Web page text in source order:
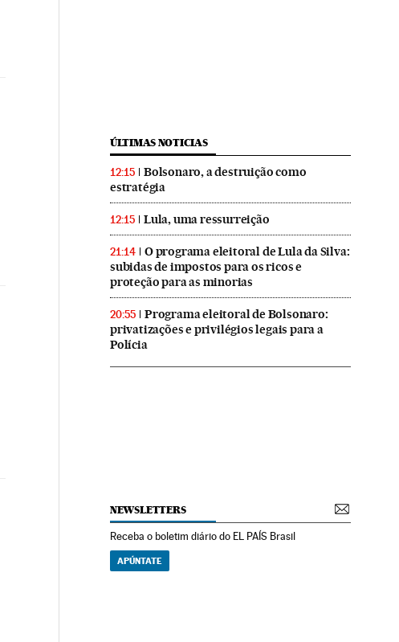
ÚLTIMAS NOTICIAS
12:15
Bolsonaro, a destruição como
estratégia
12:15 Lula, uma ressurreição
21:14
O programa eleitoral de Lula da Silva:
subidas de impostos para os ricos e
proteção para as minorias
20:55
Programa eleitoral de Bolsonaro:
privatizações e privilégios legais para a
Polícia
NEWSLETTERS
Receba o boletim diário do EL PAÍS Brasil
APÚNTATE